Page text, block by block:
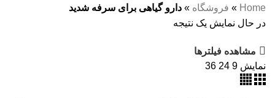
Home
» فروشگاه » دارو گیاهی برای سرفه شدید
در حال نمایش یک نتیجه
مشاهده فیلترها
نمایش 9
24
36